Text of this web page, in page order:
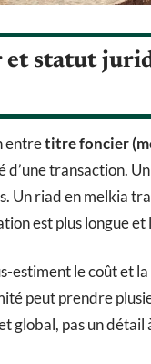
statut
entretitre foncier
transaction.
Un riad en melkia
est plus longue et
estiment le coût et
peut prendre
global, pas un détail